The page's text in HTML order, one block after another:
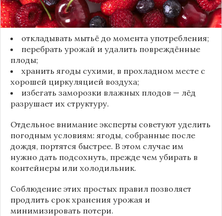
Чтобы ягоды сохранили свежесть, специалисты
рекомендуют:
откладывать мытьё до момента употребления;
перебрать урожай и удалить повреждённые
плоды;
хранить ягоды сухими, в прохладном месте с
хорошей циркуляцией воздуха;
избегать заморозки влажных плодов — лёд
разрушает их структуру.
Отдельное внимание эксперты советуют уделить
погодным условиям: ягоды, собранные после
дождя, портятся быстрее. В этом случае им
нужно дать подсохнуть, прежде чем убирать в
контейнеры или холодильник.
Соблюдение этих простых правил позволяет
продлить срок хранения урожая и
минимизировать потери.